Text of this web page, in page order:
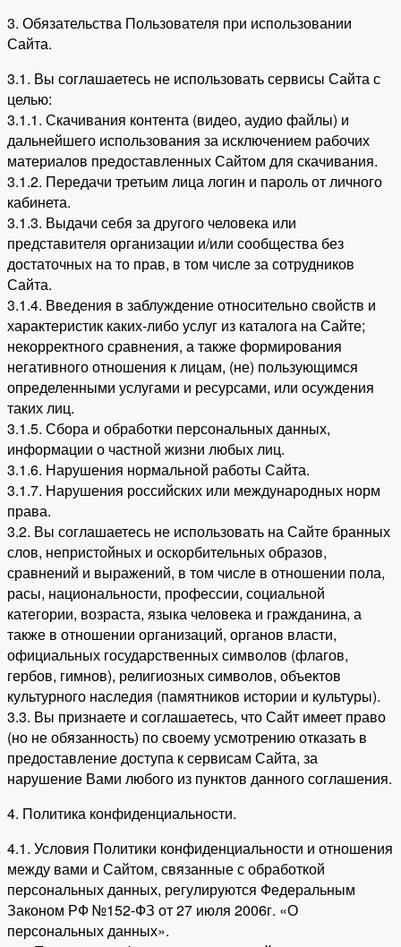
3. Обязательства Пользователя при использовании
Сайта.
3.1. Вы соглашаетесь не использовать сервисы Сайта с
целью:
3.1.1. Скачивания контента (видео, аудио файлы) и
дальнейшего использования за исключением рабочих
материалов предоставленных Сайтом для скачивания.
3.1.2. Передачи третьим лица логин и пароль от личного
кабинета.
3.1.3. Выдачи себя за другого человека или
представителя организации и/или сообщества без
достаточных на то прав, в том числе за сотрудников
Сайта.
3.1.4. Введения в заблуждение относительно свойств и
характеристик каких-либо услуг из каталога на Сайте;
некорректного сравнения, а также формирования
негативного отношения к лицам, (не) пользующимся
определенными услугами и ресурсами, или осуждения
таких лиц.
3.1.5. Сбора и обработки персональных данных,
информации о частной жизни любых лиц.
3.1.6. Нарушения нормальной работы Сайта.
3.1.7. Нарушения российских или международных норм
права.
3.2. Вы соглашаетесь не использовать на Сайте бранных
слов, непристойных и оскорбительных образов,
сравнений и выражений, в том числе в отношении пола,
расы, национальности, профессии, социальной
категории, возраста, языка человека и гражданина, а
также в отношении организаций, органов власти,
официальных государственных символов (флагов,
гербов, гимнов), религиозных символов, объектов
культурного наследия (памятников истории и культуры).
3.3. Вы признаете и соглашаетесь, что Сайт имеет право
(но не обязанность) по своему усмотрению отказать в
предоставление доступа к сервисам Сайта, за
нарушение Вами любого из пунктов данного соглашения.
4. Политика конфиденциальности.
4.1. Условия Политики конфиденциальности и отношения
между вами и Сайтом, связанные с обработкой
персональных данных, регулируются Федеральным
Законом РФ №152-ФЗ от 27 июля 2006г. «О
персональных данных».